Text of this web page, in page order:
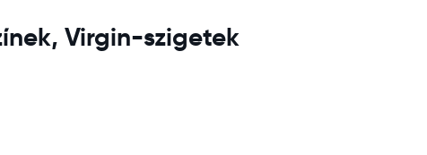
Virgin-szigetek